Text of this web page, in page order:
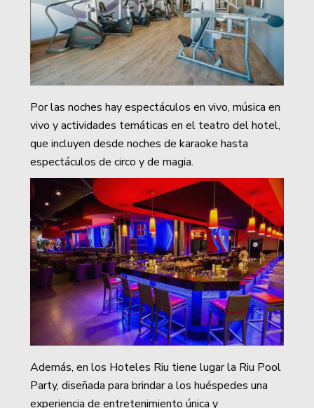
Por las noches hay espectáculos en vivo, música en
vivo y actividades temáticas en el teatro del hotel,
que incluyen desde noches de karaoke hasta
espectáculos de circo y de magia.
Además, en los Hoteles Riu tiene lugar la Riu Pool
Party, diseñada para brindar a los huéspedes una
experiencia de entretenimiento única y